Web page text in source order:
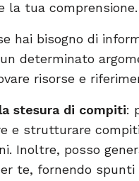
la tua comprensione.
hai bisogno di
determinato
risorse e
stesura di compiti:
e strutturare
Inoltre, posso
te, fornendo spunti